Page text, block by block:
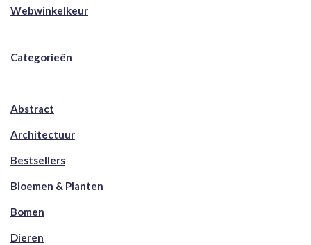
Webwinkelkeur
Categorieën
Abstract
Architectuur
Bestsellers
Bloemen & Planten
Bomen
Dieren